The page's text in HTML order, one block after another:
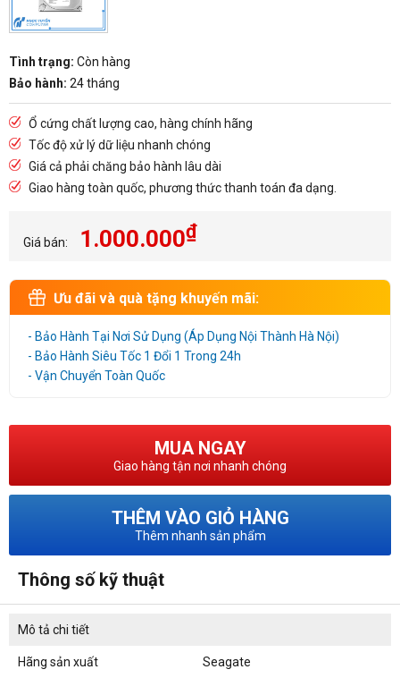
Tình trạng: Còn hàng
Bảo hành: 24 tháng
Ổ cứng chất lượng cao, hàng chính hãng
Tốc độ xử lý dữ liệu nhanh chóng
Giá cả phải chăng bảo hành lâu dài
Giao hàng toàn quốc, phương thức thanh toán đa dạng.
Giá bán: 1.000.000₫
Ưu đãi và quà tặng khuyến mãi:
- Bảo Hành Tại Nơi Sử Dụng (Áp Dụng Nội Thành Hà Nội)
- Bảo Hành Siêu Tốc 1 Đổi 1 Trong 24h
- Vận Chuyển Toàn Quốc
MUA NGAY
Giao hàng tận nơi nhanh chóng
THÊM VÀO GIỎ HÀNG
Thêm nhanh sản phẩm
Thông số kỹ thuật
Mô tả chi tiết
Hãng sản xuất Seagate